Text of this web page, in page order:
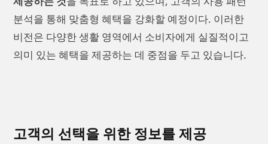
분석을 통해 맞춤형 혜택을 강화할 예정이다. 이러한
비전은 다양한 생활 영역에서 소비자에게 실질적이고
의미 있는 혜택을 제공하는 데 중점을 두고 있습니다.
고객의 선택을 위한 정보를 제공